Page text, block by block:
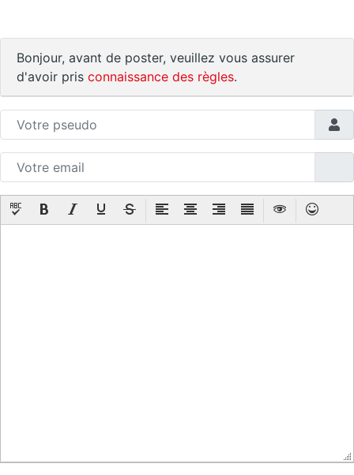
Bonjour, avant de poster, veuillez vous assurer
d'avoir pris connaissance des règles.